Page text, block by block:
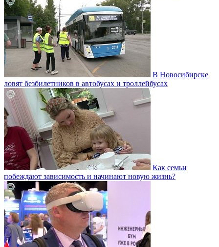
В Новосибирске
ловят безбилетников в автобусах и троллейбусах
Как семьи
побеждают зависимость и начинают новую жизнь?